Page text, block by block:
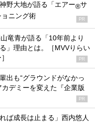
野大地が語る「エアー®サ
ョニング術 PR
竜青が語る「10年前より
」理由とは。［MVVりらい
PR
出も“グラウンドがなかっ
デミーを変えた『企業版
PR
ば成長は止まる」西内悠人